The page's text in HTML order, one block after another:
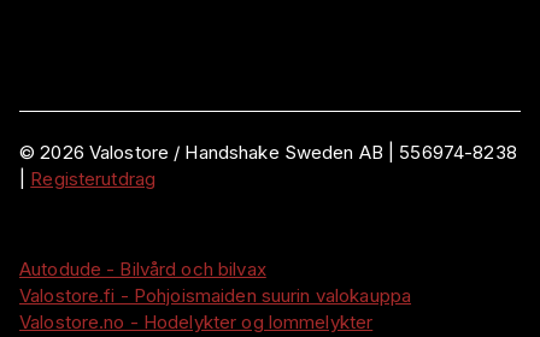
©2026 Valostore / Handshake Sweden AB
556974-8238
Registerutdrag
Autodude - Bilvård och bilvax
Valostore.fi - Pohjoismaiden suurin valokauppa
Valostore.no - Hodelykter og lommelykter